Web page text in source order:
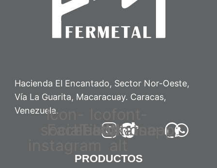
Hacienda El Encantado, Sector Nor-Oeste,
Vía La Guarita, Macaracuay. Caracas,
Venezuela.Icon-
Facebook
Tiktok
headphone-
Whatsapp
PRODUCTOS